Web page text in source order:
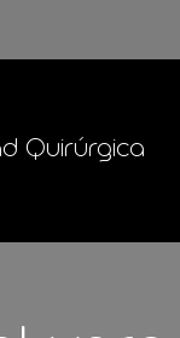
Quirúrgica